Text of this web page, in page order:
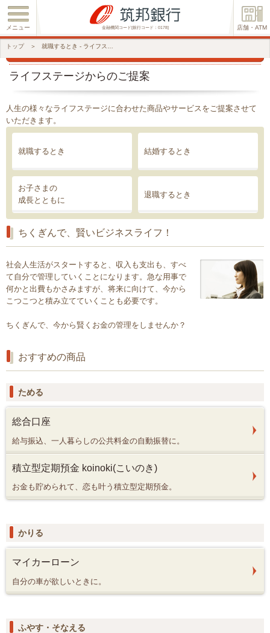
金融機関コード[銀行コード：0178]
メニュー 店舗・ATM
トップ ＞
ライフステージからのご提案
人生の様々なライフステージに合わせた商品やサービスをご提案させて
いただきます。
就職するとき 結婚するとき
お子さまの
成長とともに
退職するとき
ちくぎんで、賢いビジネスライフ！
社会人生活がスタートすると、収入も支出も、すべ
て自分で管理していくことになります。急な用事で
何かと出費もかさみますが、将来に向けて、今から
こつこつと積み立てていくことも必要です。
ちくぎんで、今から賢くお金の管理をしませんか？
おすすめの商品
ためる
総合口座
給与振込、一人暮らしの公共料金の自動振替に。
積立型定期預金 koinoki(こいのき)
お金も貯められて、恋も叶う積立型定期預金。
かりる
マイカーローン
自分の車が欲しいときに。
ふやす・そなえる